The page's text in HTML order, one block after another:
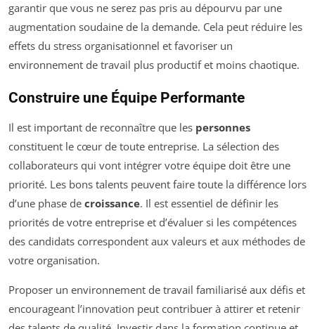
garantir que vous ne serez pas pris au dépourvu par une
augmentation soudaine de la demande. Cela peut réduire les
effets du stress organisationnel et favoriser un
environnement de travail plus productif et moins chaotique.
Construire une Équipe Performante
Il est important de reconnaître que les personnes
constituent le cœur de toute entreprise. La sélection des
collaborateurs qui vont intégrer votre équipe doit être une
priorité. Les bons talents peuvent faire toute la différence lors
d’une phase de croissance. Il est essentiel de définir les
priorités de votre entreprise et d’évaluer si les compétences
des candidats correspondent aux valeurs et aux méthodes de
votre organisation.
Proposer un environnement de travail familiarisé aux défis et
encourageant l’innovation peut contribuer à attirer et retenir